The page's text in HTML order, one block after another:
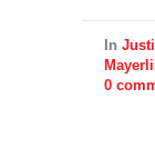
In
0